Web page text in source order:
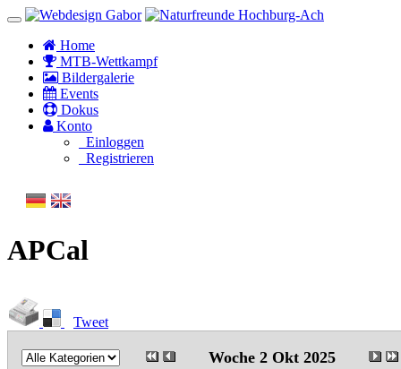
Home
MTB-Wettkampf
Bildergalerie
Events
Dokus
Konto
Einloggen
Registrieren
APCal
Tweet
Woche 2 Okt 2025